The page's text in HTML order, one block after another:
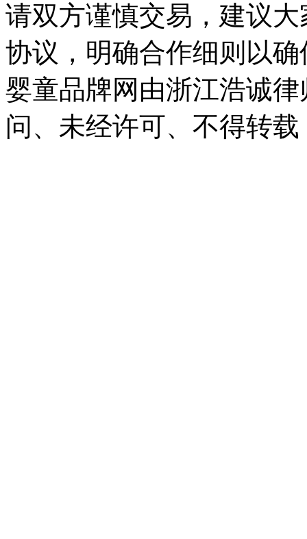
请双方谨慎交易，建议
协议，明确合作细则以
婴童品牌网由浙江浩诚
问、未经许可、不得转载